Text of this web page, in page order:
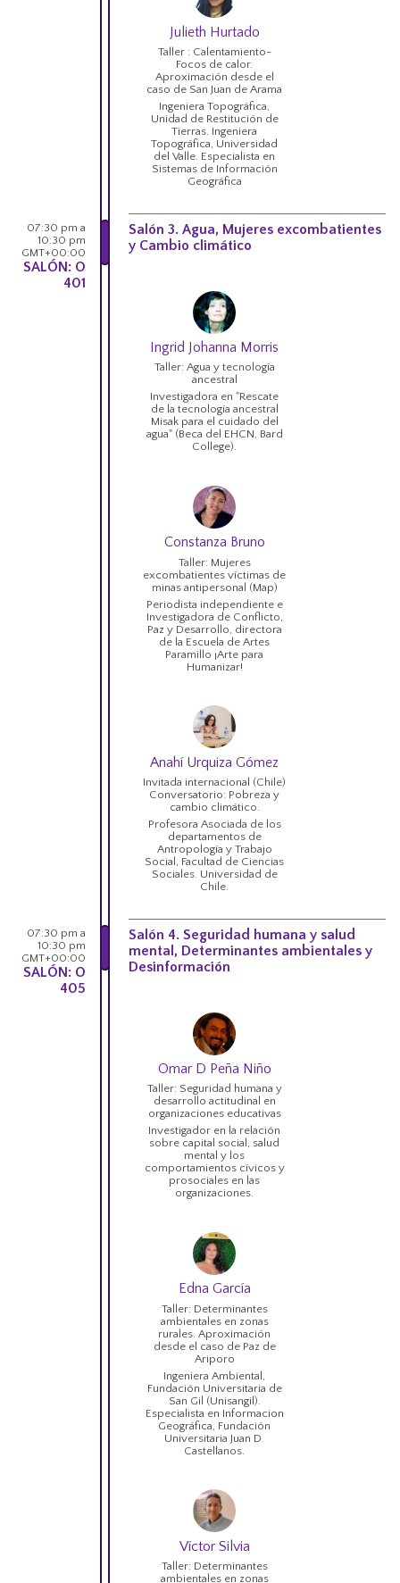
Julieth Hurtado
Taller : Calentamiento-
Focos de calor.
Aproximación desde el
caso de San Juan de Arama
Ingeniera Topográfica,
Unidad de Restitución de
Tierras. Ingeniera
Topográfica, Universidad
del Valle. Especialista en
Sistemas de Información
Geográfica
07:30 pm a
10:30 pm
GMT+00:00
SALÓN: O
401
Salón 3. Agua, Mujeres excombatientes
y Cambio climático
Ingrid Johanna Morris
Taller: Agua y tecnología
ancestral
Investigadora en "Rescate
de la tecnología ancestral
Misak para el cuidado del
agua" (Beca del EHCN, Bard
College).
Constanza Bruno
Taller: Mujeres
excombatientes víctimas de
minas antipersonal (Map)
Periodista independiente e
Investigadora de Conflicto,
Paz y Desarrollo, directora
de la Escuela de Artes
Paramillo ¡Arte para
Humanizar!
Anahí Urquiza Gómez
Invitada internacional (Chile)
Conversatorio: Pobreza y
cambio climático.
Profesora Asociada de los
departamentos de
Antropología y Trabajo
Social, Facultad de Ciencias
Sociales. Universidad de
Chile.
07:30 pm a
10:30 pm
GMT+00:00
SALÓN: O
405
Salón 4. Seguridad humana y salud
mental, Determinantes ambientales y
Desinformación
Omar D Peña Niño
Taller: Seguridad humana y
desarrollo actitudinal en
organizaciones educativas
Investigador en la relación
sobre capital social, salud
mental y los
comportamientos cívicos y
prosociales en las
organizaciones.
Edna García
Taller: Determinantes
ambientales en zonas
rurales. Aproximación
desde el caso de Paz de
Ariporo
Ingeniera Ambiental,
Fundación Universitaria de
San Gil (Unisangil).
Especialista en Informacion
Geográfica, Fundación
Universitaria Juan D.
Castellanos.
Víctor Silvia
Taller: Determinantes
ambientales en zonas